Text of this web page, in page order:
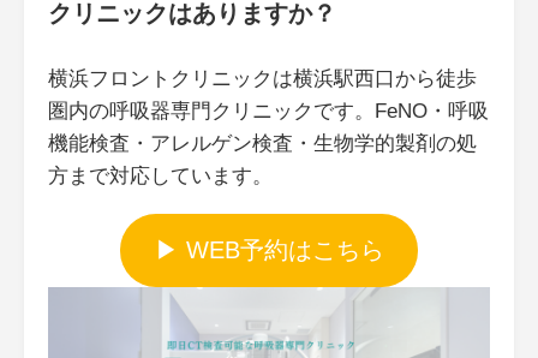
クリニックはありますか？
横浜フロントクリニックは横浜駅西口から徒歩
圏内の呼吸器専門クリニックです。FeNO・呼吸
機能検査・アレルゲン検査・生物学的製剤の処
方まで対応しています。
▶ WEB予約はこちら